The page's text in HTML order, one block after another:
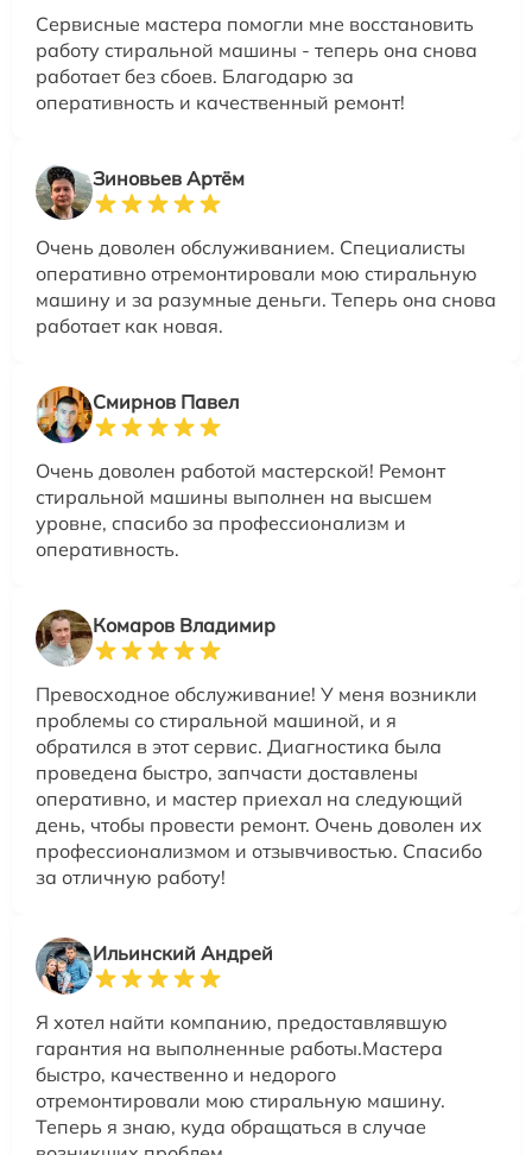
Сервисные мастера помогли мне восстановить
работу стиральной машины - теперь она снова
работает без сбоев. Благодарю за
оперативность и качественный ремонт!
Зиновьев Артём
Очень доволен обслуживанием. Специалисты
оперативно отремонтировали мою стиральную
машину и за разумные деньги. Теперь она снова
работает как новая.
Смирнов Павел
Очень доволен работой мастерской! Ремонт
стиральной машины выполнен на высшем
уровне, спасибо за профессионализм и
оперативность.
Комаров Владимир
Превосходное обслуживание! У меня возникли
проблемы со стиральной машиной, и я
обратился в этот сервис. Диагностика была
проведена быстро, запчасти доставлены
оперативно, и мастер приехал на следующий
день, чтобы провести ремонт. Очень доволен их
профессионализмом и отзывчивостью. Спасибо
за отличную работу!
Ильинский Андрей
Я хотел найти компанию, предоставлявшую
гарантия на выполненные работы.Мастера
быстро, качественно и недорого
отремонтировали мою стиральную машину.
Теперь я знаю, куда обращаться в случае